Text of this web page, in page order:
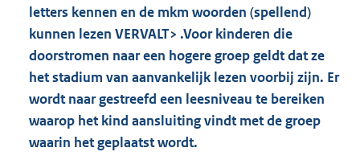
letters kennen en de mkm woorden (spellend)
kunnen lezen VERVALT> .Voor kinderen die
doorstromen naar een hogere groep geldt dat ze
het stadium van aanvankelijk lezen voorbij zijn. Er
wordt naar gestreefd een leesniveau te bereiken
waarop het kind aansluiting vindt met de groep
waarin het geplaatst wordt.